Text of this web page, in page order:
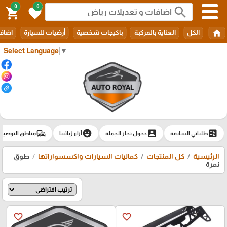
Select Language ▼
search
0
favorite
0
shopping_cart
home الكل العناية بالمركبة باكيجات شخصية أرضيات للسيارة
ballotطلباتي السابقة account_boxدخول تجار الجملة emoji_emotionsآراء زبائننا commuteمناطق
الرئيسية كل المنتجات كماليات السيارات واكسسواراتها
طوق
نمرة
favorite_border
favorite_border